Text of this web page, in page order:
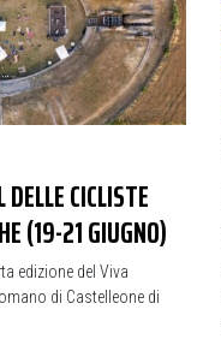
CICLISTE
(19-21 GIUGNO)
edizione del Viva
di Castelleone di